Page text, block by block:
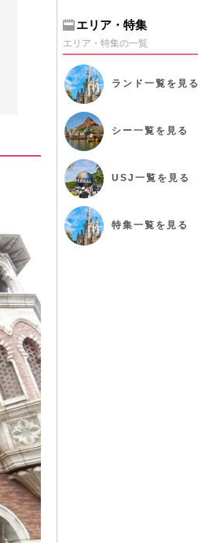
エリア・特集
エリア・特集の一覧
ランド 一覧を見る
シー一覧を見る
USJ 一覧を見る
特集一覧を見る